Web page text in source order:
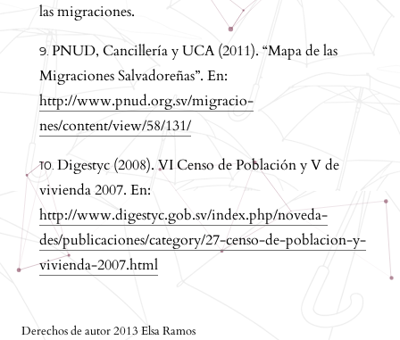
Derechos de autor 2013 Elsa Ramos
las migraciones.
PNUD, Cancillería y UCA (2011). “Mapa de las
Migraciones Salvadoreñas”. En:
http://www.pnud.org.sv/migracio-
nes/content/view/58/131/
Digestyc (2008). VI Censo de Población y V de
vivienda 2007. En:
http://www.digestyc.gob.sv/index.php/noveda-
des/publicaciones/category/27-censo-de-poblacion-y-
vivienda-2007.html